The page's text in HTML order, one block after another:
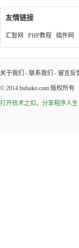
友情链接
汇智网 PHP教程 插件网
关于我们 - 联系我们 - 留言反
© 2014 bubuko.com 版权所有
打开技术之扣，分享程序人生